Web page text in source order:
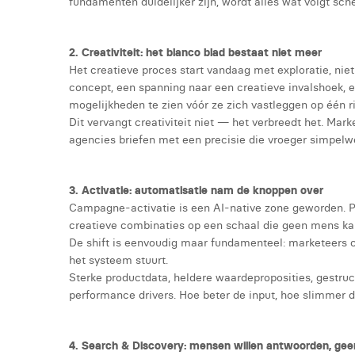
2. Creativiteit: het blanco blad bestaat niet meer
Het creatieve proces start vandaag met exploratie,
concept, een spanning naar een creatieve
mogelijkheden te zien vóór ze zich vastleggen op één
Dit vervangt creativiteit niet — het verbreedt het.
agencies briefen met een precisie die vroeger
3. Activatie: automatisatie nam de knoppen over
Campagne-activatie is een AI-native zone geworden.
creatieve combinaties op een schaal die geen mens
De shift is eenvoudig maar fundamenteel:
het systeem stuurt.
Sterke productdata, heldere waardeproposities,
performance drivers. Hoe beter de input, hoe slimmer
4. Search & Discovery: mensen willen antwoorden,